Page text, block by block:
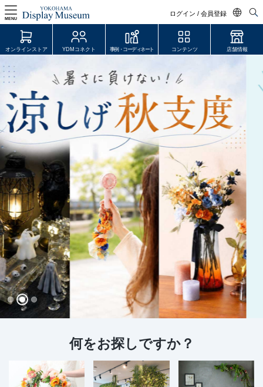
ログイン / 会員登録
日本語
MENU
ログイン・会員登録
オンラインストア
YDM Connect
会員登録・取引申請
リンク
JDCA(ディスプレイスクール)
店舗情報・営業日
会社情報
お問い合わせ
オンラインストア YDMコネクト 事例・コーディネート コンテンツ 店舗情報
何をお探しですか？